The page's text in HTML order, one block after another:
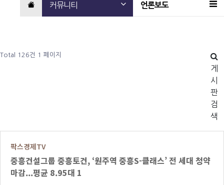
커뮤니티 언론보도
Total 126건 1 페이지
게
시
판
검
색
팍스경제TV
중흥건설그룹 중흥토건, ‘원주역 중흥S-클래스’ 전 세대 청약
마감...평균 8.95대 1